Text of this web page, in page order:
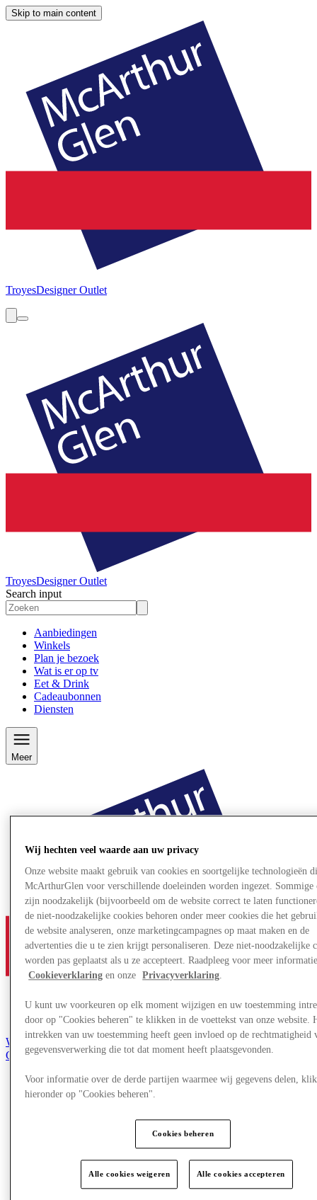
Skip to main content
TroyesDesigner Outlet
TroyesDesigner Outlet
Search input
Aanbiedingen
Winkels
Plan je bezoek
Wat is er op tv
Eet & Drink
Cadeaubonnen
Diensten
Meer
Word lid van de Club
Opgeslagen items
Aanbiedingen
Wij hechten veel waarde aan uw privacy
Onze website maakt gebruik van cookies en soortgelijke technologieën
McArthurGlen voor verschillende doeleinden worden ingezet. Sommige
zijn noodzakelijk (bijvoorbeeld om de website correct te laten
de niet-noodzakelijke cookies behoren onder meer cookies die het
de website analyseren, onze marketingcampagnes op maat maken en de
advertenties die u te zien krijgt personaliseren. Deze niet-noodzakelijke
worden pas geplaatst als u ze accepteert. Raadpleeg voor meer
Cookieverklaring en onze Privacyverklaring.
U kunt uw voorkeuren op elk moment wijzigen en uw toestemming
door op "Cookies beheren" te klikken in de voettekst van onze website.
intrekken van uw toestemming heeft geen invloed op de rechtmatigheid
gegevensverwerking die tot dat moment heeft plaatsgevonden.
Voor informatie over de derde partijen waarmee wij gegevens delen,
hieronder op "Cookies beheren".
Cookies beheren
Alle cookies weigeren Alle cookies accepteren